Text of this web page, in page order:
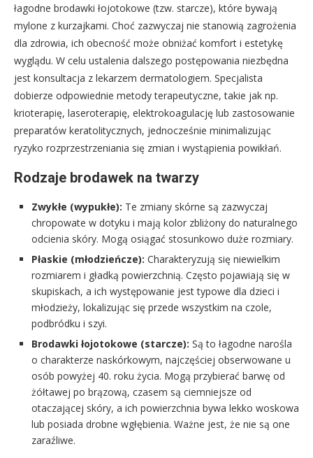
łagodne brodawki łojotokowe (tzw. starcze), które bywają
mylone z kurzajkami. Choć zazwyczaj nie stanowią zagrożenia
dla zdrowia, ich obecność może obniżać komfort i estetykę
wyglądu. W celu ustalenia dalszego postępowania niezbędna
jest konsultacja z lekarzem dermatologiem. Specjalista
dobierze odpowiednie metody terapeutyczne, takie jak np.
krioterapię, laseroterapię, elektrokoagulację lub zastosowanie
preparatów keratolitycznych, jednocześnie minimalizując
ryzyko rozprzestrzeniania się zmian i wystąpienia powikłań.
Rodzaje brodawek na twarzy
Zwykłe (wypukłe): Te zmiany skórne są zazwyczaj
chropowate w dotyku i mają kolor zbliżony do naturalnego
odcienia skóry. Mogą osiągać stosunkowo duże rozmiary.
Płaskie (młodzieńcze): Charakteryzują się niewielkim
rozmiarem i gładką powierzchnią. Często pojawiają się w
skupiskach, a ich występowanie jest typowe dla dzieci i
młodzieży, lokalizując się przede wszystkim na czole,
podbródku i szyi.
Brodawki łojotokowe (starcze): Są to łagodne narośla
o charakterze naskórkowym, najczęściej obserwowane u
osób powyżej 40. roku życia. Mogą przybierać barwę od
żółtawej po brązową, czasem są ciemniejsze od
otaczającej skóry, a ich powierzchnia bywa lekko woskowa
lub posiada drobne wgłębienia. Ważne jest, że nie są one
zaraźliwe.